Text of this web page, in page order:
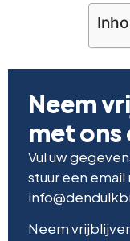
Neem
met ons
Vul uw
stuur een email
Neem